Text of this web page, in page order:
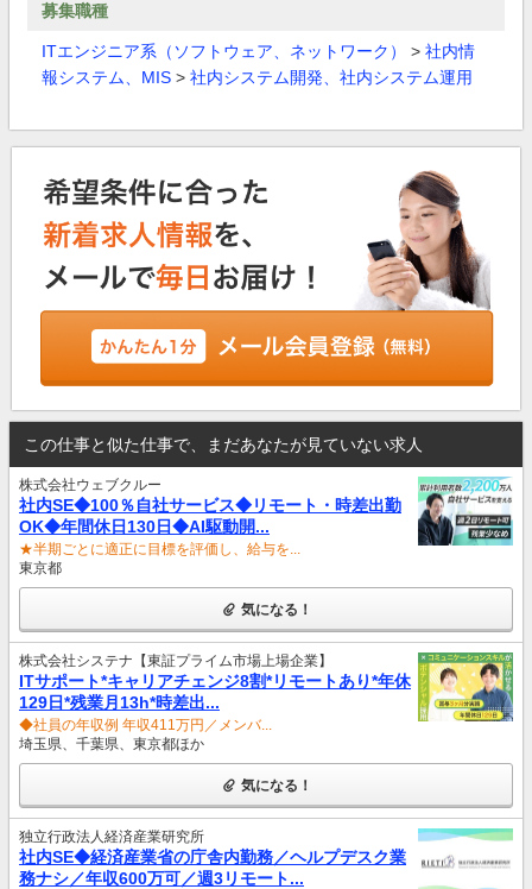
募集職種
ITエンジニア系（ソフトウェア、ネットワーク） > 社内情
報システム、MIS > 社内システム開発、社内システム運用
この仕事と似た仕事で、まだあなたが見ていない求人
株式会社ウェブクルー
社内SE◆100％自社サービス◆リモート・時差出勤
OK◆年間休日130日◆AI駆動開...
★半期ごとに適正に目標を評価し、給与を...
東京都
気になる！
株式会社システナ【東証プライム市場上場企業】
ITサポート*キャリアチェンジ8割*リモートあり*年休
129日*残業月13h*時差出...
◆社員の年収例 年収411万円／メンバ...
埼玉県、千葉県、東京都ほか
気になる！
独立行政法人経済産業研究所
社内SE◆経済産業省の庁舎内勤務／ヘルプデスク業
務ナシ／年収600万可／週3リモート...